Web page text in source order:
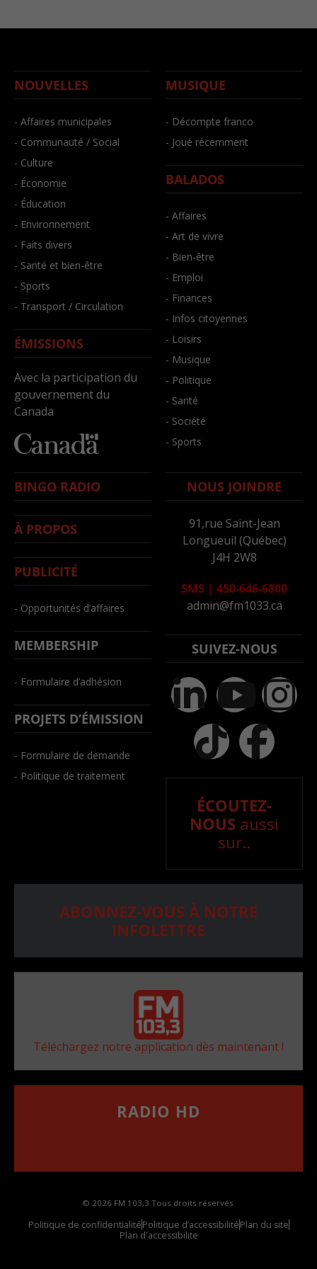
NOUVELLES
- Affaires municipales
- Communauté / Social
- Culture
- Économie
- Éducation
- Environnement
- Faits divers
- Santé et bien-être
- Sports
- Transport / Circulation
ÉMISSIONS
Avec la participation du
gouvernement du
Canada
MUSIQUE
- Décompte franco
- Joué récemment
BALADOS
- Affaires
- Art de vivre
- Bien-être
- Emploi
- Finances
- Infos citoyennes
- Loisirs
- Musique
- Politique
- Santé
- Société
- Sports
BINGO RADIO
À PROPOS
PUBLICITÉ
- Opportunités d’affaires
MEMBERSHIP
- Formulaire d’adhésion
PROJETS D’ÉMISSION
- Formulaire de demande
- Politique de traitement
NOUS JOINDRE
91,rue Saint-Jean
Longueuil (Québec)
J4H 2W8
SMS | 450-646-6800
admin@fm1033.ca
SUIVEZ-NOUS
ÉCOUTEZ-
NOUS aussi
sur..
ABONNEZ-VOUS À NOTRE
INFOLETTRE
Téléchargez notre application dès maintenant !
RADIO HD
© 2026 FM 103,3 Tous droits réservés.
Politique de confidentialitéPolitique d’accessibilitéPlan du site
Plan d'accessibilite